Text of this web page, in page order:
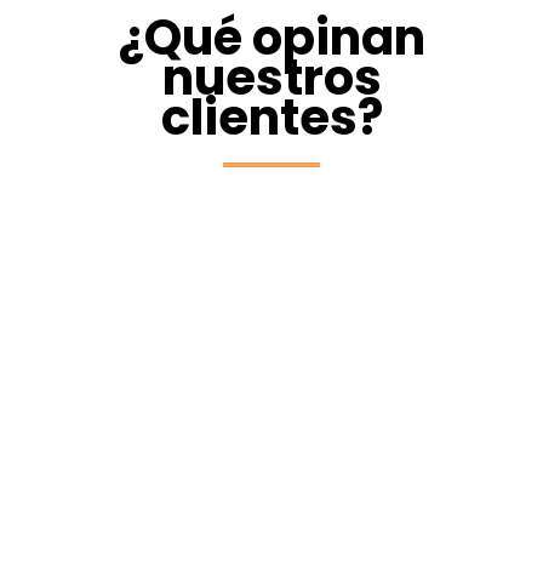
¿Qué opinan
nuestros
clientes?